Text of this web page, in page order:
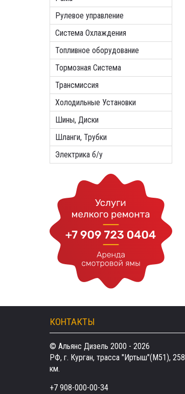
Рулевое управление
Система Охлаждения
Топливное оборудование
Тормозная Система
Трансмиссия
Холодильные Установки
Шины, Диски
Шланги, Трубки
Электрика б/у
КОНТАКТЫ
© Альянс Дизель 2000 - 2026
РФ, г. Курган, трасса "Иртыш"(М51), 258
км.
+7 908-000-00-34